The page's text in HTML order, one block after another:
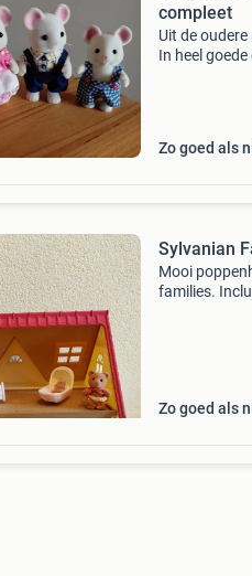
compleet
Uit de
In heel
Zo goed als
Sylvanian
Mooi
families.
Zo goed als